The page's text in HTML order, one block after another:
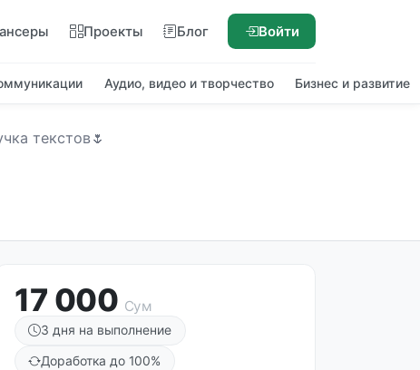
Проекты Блог Войти
Аудио, видео и творчество Бизнес и развитие
текстов🌷
17 000 Сум
3 дня на выполнение
Доработка до 100%